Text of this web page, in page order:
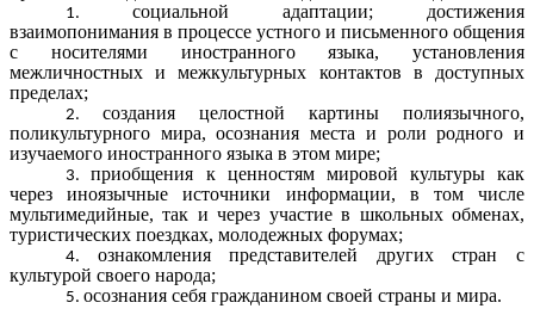
социальной адаптации; достижения
взаимопонимания в процессе устного и письменного общения
с носителями иностранного языка, установления
межличностных и межкультурных контактов в доступных
пределах;
создания целостной картины полиязычного,
поликультурного мира, осознания места и роли родного и
изучаемого иностранного языка в этом мире;
приобщения к ценностям мировой культуры как
через иноязычные источники информации, в том числе
мультимедийные, так и через участие в школьных обменах,
туристических поездках, молодежных форумах;
ознакомления представителей других стран с
культурой своего народа;
осознания себя гражданином своей страны и мира.